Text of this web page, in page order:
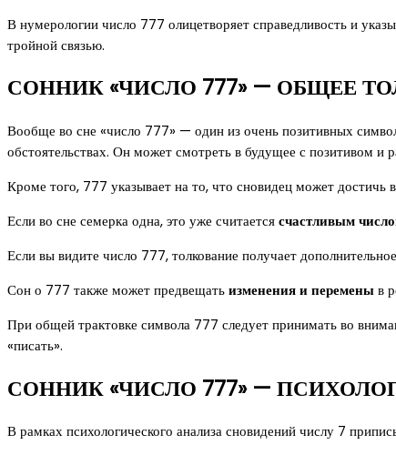
В нумерологии число 777 олицетворяет справедливость и
тройной связью.
СОННИК «ЧИСЛО 777» — ОБЩЕЕ
Вообще во сне «число 777» — один из очень позитивных
обстоятельствах. Он может смотреть в будущее с позитивом и
Кроме того, 777 указывает на то, что сновидец может
Если во сне семерка одна, это уже считаетсясчастливым
Если вы видите число 777, толкование получает
Сон о 777 также может предвещатьизменения и переменыв
При общей трактовке символа 777 следует принимать во
«писать».
СОННИК «ЧИСЛО 777» —
В рамках психологического анализа сновидений числу 7